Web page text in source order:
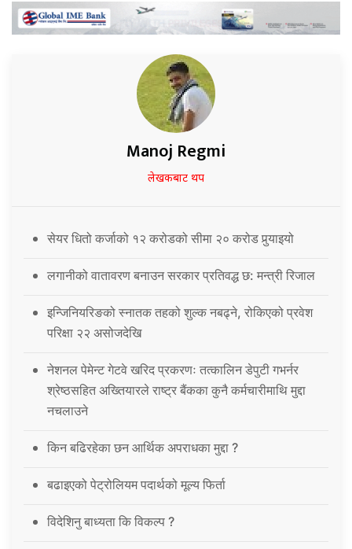
Manoj Regmi
लेखकबाट थप
सेयर धितो कर्जाको १२ करोडको सीमा २० करोड पुर्‍याइयो
लगानीको वातावरण बनाउन सरकार प्रतिवद्ध छ: मन्त्री रिजाल
इन्जिनियरिङको स्नातक तहको शुल्क नबढ्ने, रोकिएको प्रवेश
परिक्षा २२ असोजदेखि
नेशनल पेमेन्ट गेटवे खरिद प्रकरणः तत्कालिन डेपुटी गभर्नर
श्रेष्ठसहित अख्तियारले राष्ट्र बैंकका कुनै कर्मचारीमाथि मुद्दा
नचलाउने
किन बढिरहेका छन आर्थिक अपराधका मुद्दा ?
बढाइएको पेट्रोलियम पदार्थको मूल्य फिर्ता
विदेशिनु बाध्यता कि विकल्प ?